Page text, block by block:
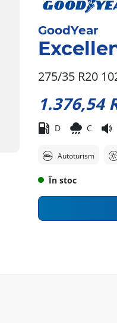
GoodYear
275/35 R20
1.376,54
D C
Autoturism
În stoc